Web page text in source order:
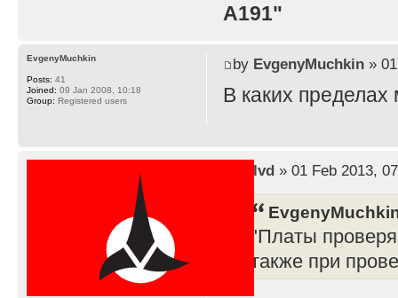
A191"
by EvgenyMuchkin» 01
В каких
EvgenyMuchkin
Posts: 41
Joined: 09 Jan 2008, 10:18
Group: Registered users
lvd» 01 Feb 2013,
"Платы
также при